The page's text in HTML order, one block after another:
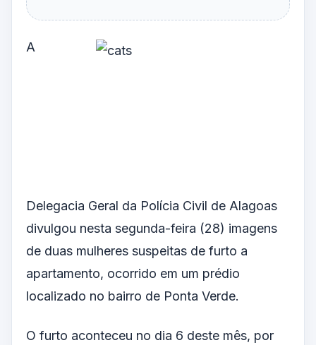
A
Delegacia Geral da Polícia Civil de Alagoas
divulgou nesta segunda-feira (28) imagens
de duas mulheres suspeitas de furto a
apartamento, ocorrido em um prédio
localizado no bairro de Ponta Verde.
O furto aconteceu no dia 6 deste mês, por